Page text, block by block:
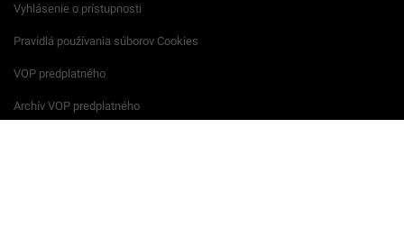
Vyhlásenie o prístupnosti
Pravidlá používania súborov Cookies
VOP predplatného
Archív VOP predplatného